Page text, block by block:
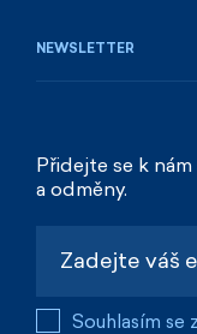
NEWSLETTER
Přidejte se k
a odměny.
Souhlasím se